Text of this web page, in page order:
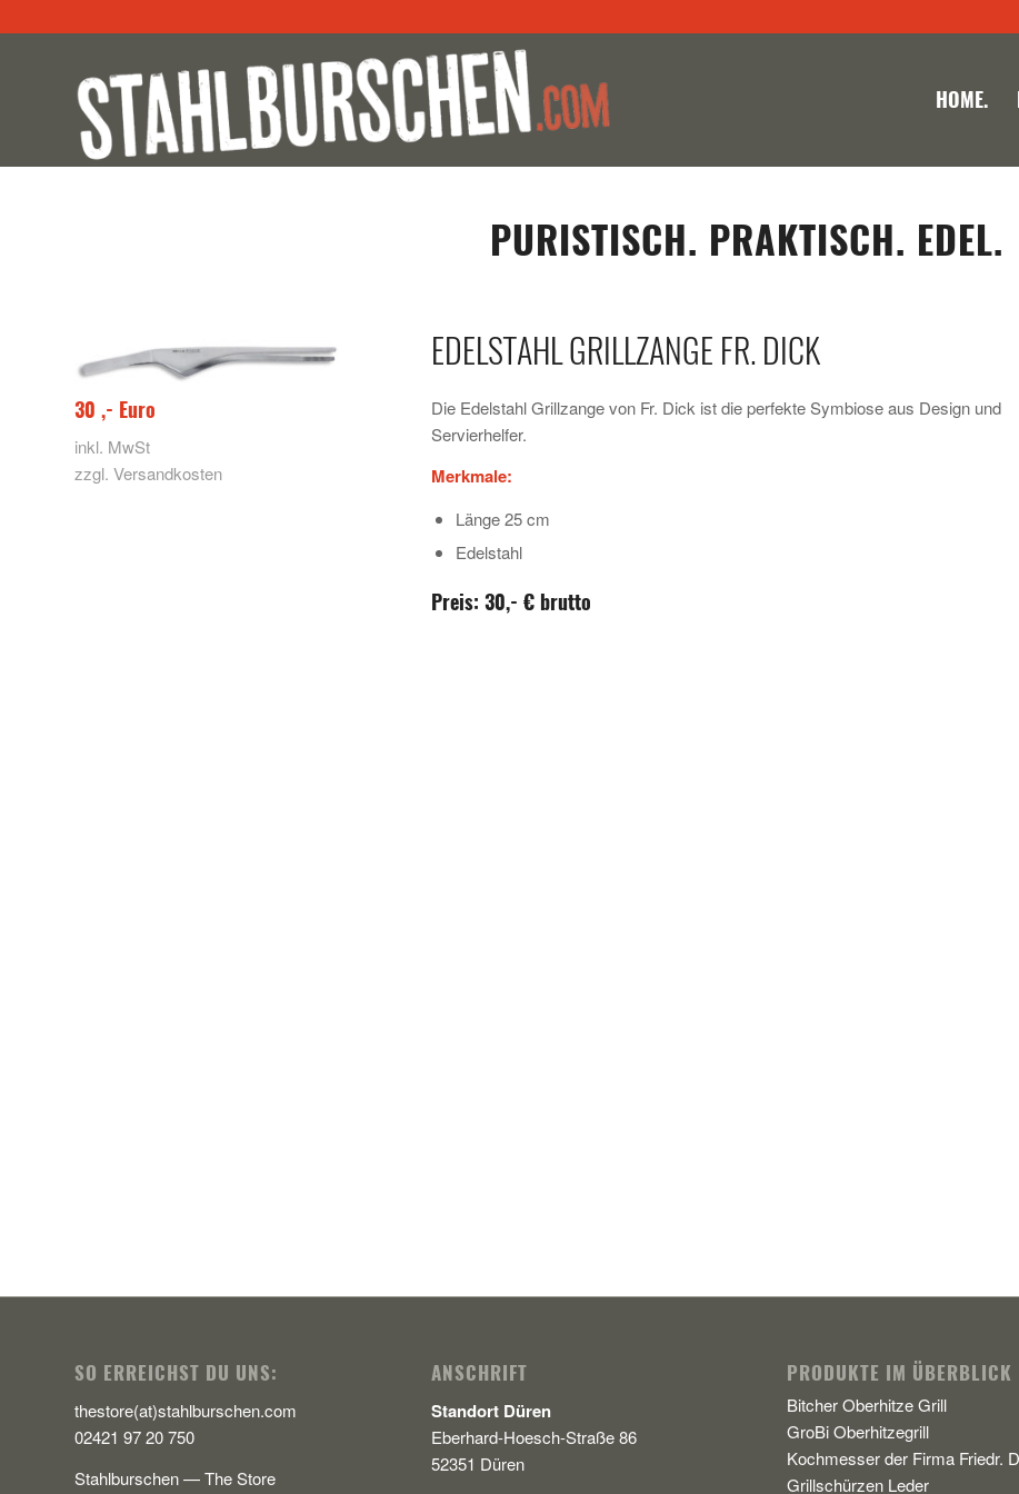
HOME.
PURISTISCH. PRAKTISCH. EDEL.
30 ,- Euro
inkl. MwSt
zzgl. Versandkosten
EDELSTAHL GRILLZANGE FR. DICK
Die Edelstahl Grillzange von Fr. Dick ist die perfekte Symbiose aus Design und
Servierhelfer.
Merkmale:
Länge 25 cm
Edelstahl
Preis: 30,- € brutto
SO ERREICHST DU UNS:
thestore(at)stahlburschen.com
02421 97 20 750
Stahlburschen—The Store
ANSCHRIFT
Standort Düren
Eberhard-Hoesch-Straße 86
52351 Düren
PRODUKTE IM ÜBERBLICK
Bitcher Oberhitze Grill
GroBi Oberhitzegrill
Kochmesser der Firma Friedr.
Grillschürzen Leder